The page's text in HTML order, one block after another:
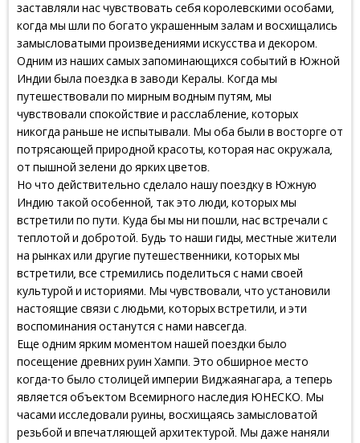
заставляли нас чувствовать себя королевскими особами,
когда мы шли по богато украшенным залам и восхищались
замысловатыми произведениями искусства и декором.
Одним из наших самых запоминающихся событий в Южной
Индии была поездка в заводи Кералы. Когда мы
путешествовали по мирным водным путям, мы
чувствовали спокойствие и расслабление, которых
никогда раньше не испытывали. Мы оба были в восторге от
потрясающей природной красоты, которая нас окружала,
от пышной зелени до ярких цветов.
Но что действительно сделало нашу поездку в Южную
Индию такой особенной, так это люди, которых мы
встретили по пути. Куда бы мы ни пошли, нас встречали с
теплотой и добротой. Будь то наши гиды, местные жители
на рынках или другие путешественники, которых мы
встретили, все стремились поделиться с нами своей
культурой и историями. Мы чувствовали, что установили
настоящие связи с людьми, которых встретили, и эти
воспоминания останутся с нами навсегда.
Еще одним ярким моментом нашей поездки было
посещение древних руин Хампи. Это обширное место
когда-то было столицей империи Виджаянагара, а теперь
является объектом Всемирного наследия ЮНЕСКО. Мы
часами исследовали руины, восхищаясь замысловатой
резьбой и впечатляющей архитектурой. Мы даже наняли